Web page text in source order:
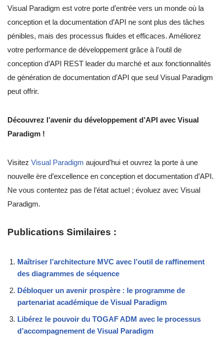
Visual Paradigm est votre porte d’entrée vers un monde où la
conception et la documentation d’API ne sont plus des tâches
pénibles, mais des processus fluides et efficaces. Améliorez
votre performance de développement grâce à l’outil de
conception d’API REST leader du marché et aux fonctionnalités
de génération de documentation d’API que seul Visual Paradigm
peut offrir.
Découvrez l’avenir du développement d’API avec Visual
Paradigm !
Visitez Visual Paradigm aujourd’hui et ouvrez la porte à une
nouvelle ère d’excellence en conception et documentation d’API.
Ne vous contentez pas de l’état actuel ; évoluez avec Visual
Paradigm.
Publications Similaires :
Maîtriser l’architecture MVC avec l’outil de raffinement
des diagrammes de séquence
Débloquer un avenir prospère : le programme de
partenariat académique de Visual Paradigm
Libérez le pouvoir du TOGAF ADM avec le processus
d’accompagnement de Visual Paradigm